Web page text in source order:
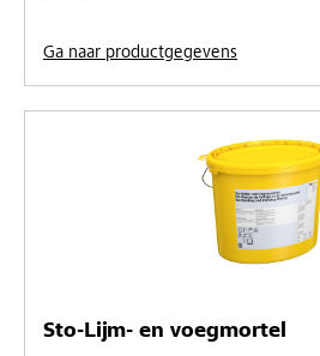
Ga naar productgegevens
Sto-Lijm- en voegmortel